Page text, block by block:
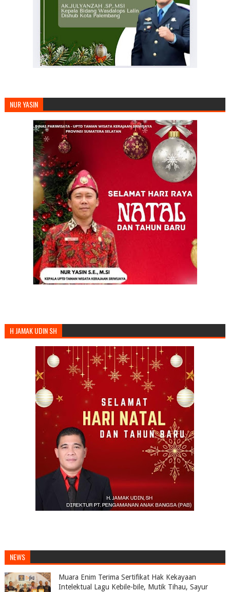
NUR YASIN
H JAMAK UDIN SH
NEWS
Muara Enim Terima Sertifikat Hak Kekayaan
Intelektual Lagu Kebile-bile, Mutik Tihau, Sayur